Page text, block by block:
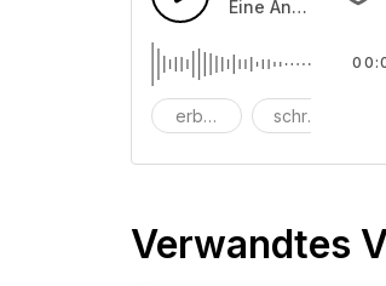
Eine
erbärmlich schreien
Verwandtes